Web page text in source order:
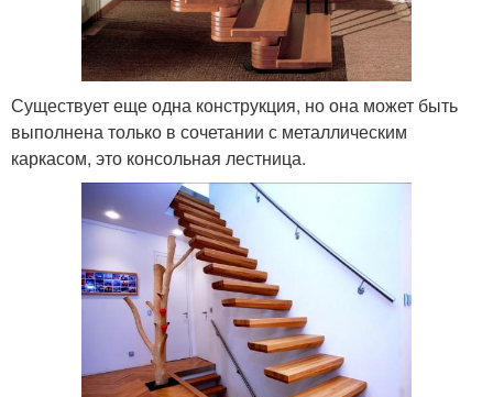
Существует еще одна конструкция, но она может быть
выполнена только в сочетании с металлическим
каркасом, это консольная лестница.